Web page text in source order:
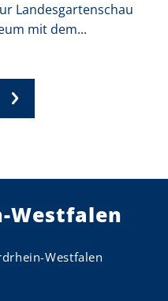
Landesgartenschau
mit dem...
Westfalen
Westfalen